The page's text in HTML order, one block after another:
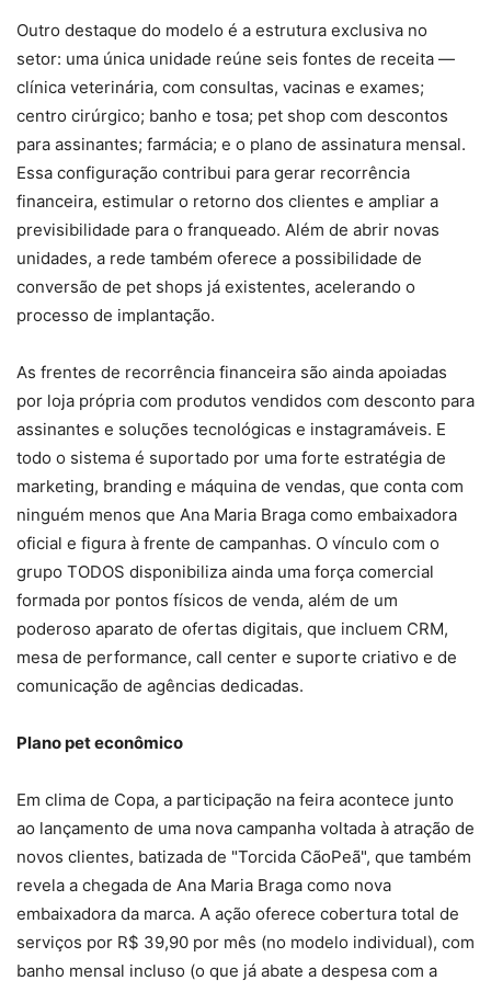
Outro destaque do modelo é a estrutura exclusiva no
setor: uma única unidade reúne seis fontes de receita —
clínica veterinária, com consultas, vacinas e exames;
centro cirúrgico; banho e tosa; pet shop com descontos
para assinantes; farmácia; e o plano de assinatura mensal.
Essa configuração contribui para gerar recorrência
financeira, estimular o retorno dos clientes e ampliar a
previsibilidade para o franqueado. Além de abrir novas
unidades, a rede também oferece a possibilidade de
conversão de pet shops já existentes, acelerando o
processo de implantação.
As frentes de recorrência financeira são ainda apoiadas
por loja própria com produtos vendidos com desconto para
assinantes e soluções tecnológicas e instagramáveis. E
todo o sistema é suportado por uma forte estratégia de
marketing, branding e máquina de vendas, que conta com
ninguém menos que Ana Maria Braga como embaixadora
oficial e figura à frente de campanhas. O vínculo com o
grupo TODOS disponibiliza ainda uma força comercial
formada por pontos físicos de venda, além de um
poderoso aparato de ofertas digitais, que incluem CRM,
mesa de performance, call center e suporte criativo e de
comunicação de agências dedicadas.
Plano pet econômico
Em clima de Copa, a participação na feira acontece junto
ao lançamento de uma nova campanha voltada à atração de
novos clientes, batizada de "Torcida CãoPeã", que também
revela a chegada de Ana Maria Braga como nova
embaixadora da marca. A ação oferece cobertura total de
serviços por R$ 39,90 por mês (no modelo individual), com
banho mensal incluso (o que já abate a despesa com a